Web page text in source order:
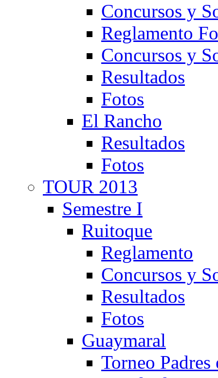
Concursos y
Reglamento
Concursos y
Resultados
Fotos
El Rancho
Resultados
Fotos
TOUR 2013
Semestre I
Ruitoque
Reglamento
Concursos y
Resultados
Fotos
Guaymaral
Torneo